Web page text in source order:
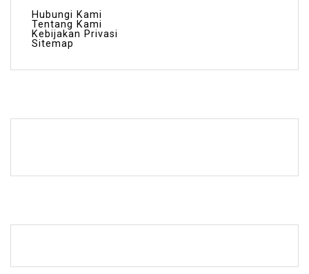
Hubungi Kami
Tentang Kami
Kebijakan Privasi
Sitemap